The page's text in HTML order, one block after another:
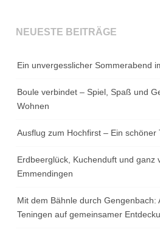
NEUESTE BEITRÄGE
Ein unvergesslicher Sommerabend
Boule verbindet – Spiel, Spaß und
Wohnen
Ausflug zum Hochfirst – Ein schöner
Erdbeerglück, Kuchenduft und ganz
Emmendingen
Mit dem Bähnle durch Gengenbach:
Teningen auf gemeinsamer